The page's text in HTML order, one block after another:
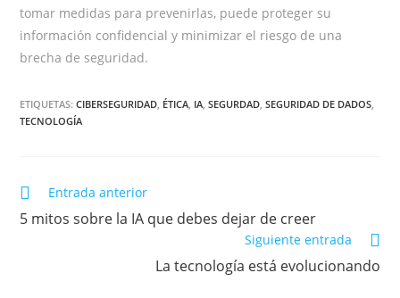
tomar medidas para prevenirlas, puede proteger su
información confidencial y minimizar el riesgo de una
brecha de seguridad.
ETIQUETAS:CIBERSEGURIDAD ÉTICA IA ,SEGURDAD ,SEGURIDAD DE DADOS
TECNOLOGÍA
Entrada anterior
5 mitos sobre la IA que debes dejar de creer
Siguiente entrada
La tecnología está evolucionando